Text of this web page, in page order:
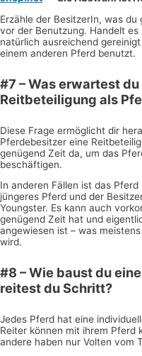
Erzähle der BesitzerIn, was
vor der Benutzung. Handelt
natürlich ausreichend
einem anderen Pferd benutzt.
#7 – Was erwartest
Reitbeteiligung als
Diese Frage ermöglicht dir
Pferdebesitzer eine
genügend Zeit da, um das
beschäftigen.
In anderen Fällen ist das
jüngeres Pferd und der
Youngster. Es kann auch
genügend Zeit hat und
angewiesen ist – was
wird.
#8 – Wie baust du
reitest du Schritt?
Jedes Pferd hat eine
Reiter können mit ihrem Pferd
andere haben nur Volten vom